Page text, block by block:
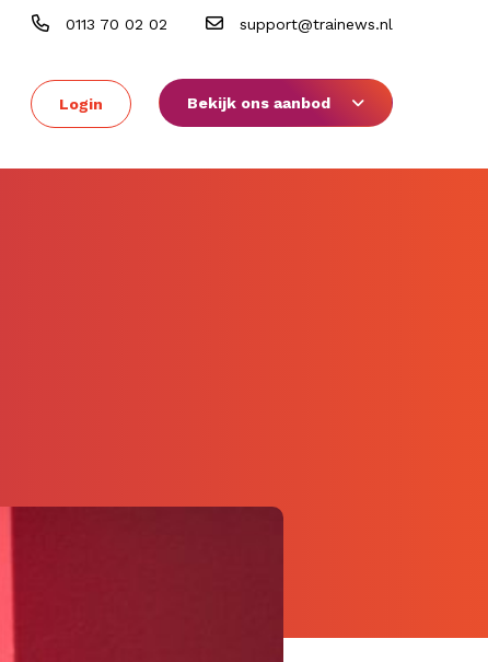
0113 70 02 02 support@trainews.nl
Login Bekijk ons aanbod